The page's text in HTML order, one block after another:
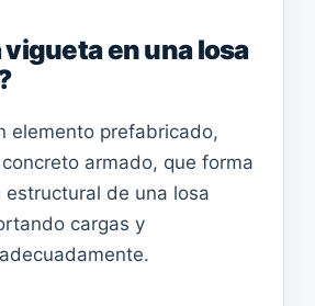
vigueta en una losa
elemento prefabricado,
armado, que forma
de una losa
cargas y